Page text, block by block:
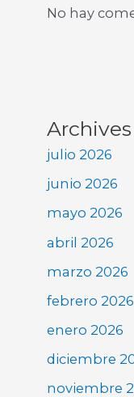
No hay
Archives
julio 2026
junio 2026
mayo 2026
abril 2026
marzo 2026
febrero 2026
enero 2026
diciembre
noviembre